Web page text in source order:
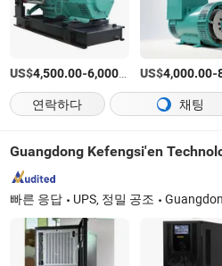
US$4,500.00-6,000.00 /세트
US$4,000.00-
연락하다
채팅
Guangdong Kefengsi'en
빠른 응답 UPS, 정밀 공조